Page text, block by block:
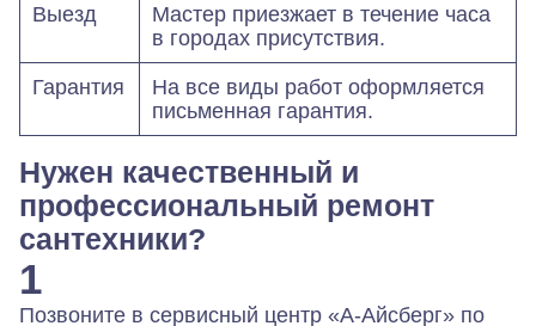
Выезд
Мастер приезжает в течение часа
в городах присутствия.
Гарантия
На все виды работ оформляется
письменная гарантия.
Нужен качественный и
профессиональный ремонт
сантехники?
1
Позвоните в сервисный центр «А-Айсберг» по